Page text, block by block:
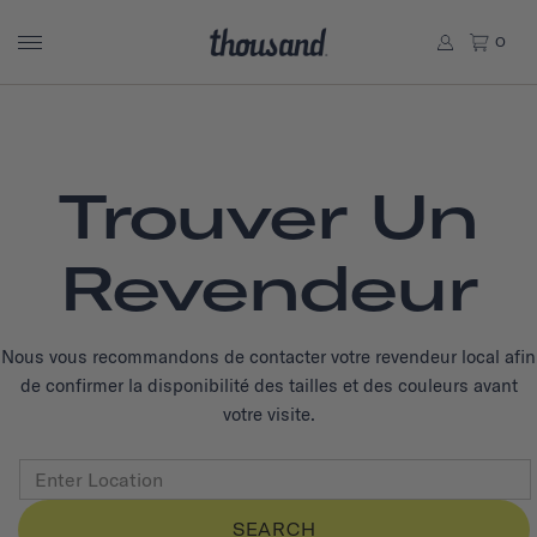
0
Trouver Un
Revendeur
Nous vous recommandons de contacter votre revendeur local afin
de confirmer la disponibilité des tailles et des couleurs avant
votre visite.
SEARCH